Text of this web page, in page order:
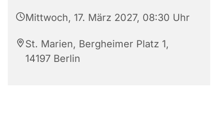
Mittwoch, 17. März 2027, 08:30 Uhr
St. Marien, Bergheimer Platz 1,
14197 Berlin